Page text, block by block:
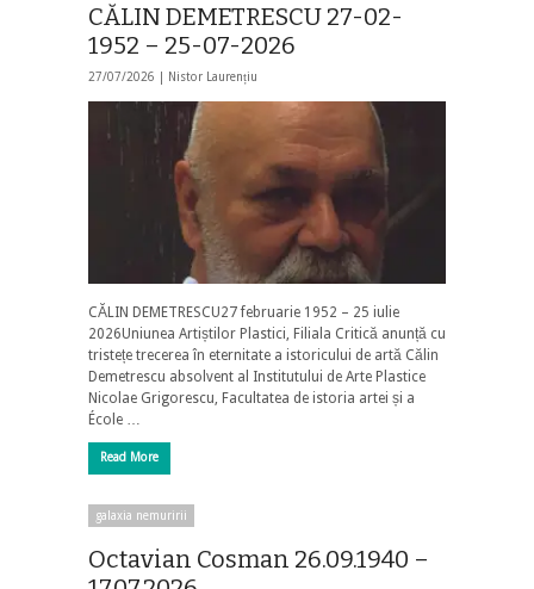
CĂLIN DEMETRESCU 27-02-
1952 – 25-07-2026
27/07/2026 | Nistor Laurențiu
CĂLIN DEMETRESCU27 februarie 1952 – 25 iulie
2026Uniunea Artiștilor Plastici, Filiala Critică anunță cu
tristețe trecerea în eternitate a istoricului de artă Călin
Demetrescu absolvent al Institutului de Arte Plastice
Nicolae Grigorescu, Facultatea de istoria artei și a
École …
Read More
galaxia nemuririi
Octavian Cosman 26.09.1940 –